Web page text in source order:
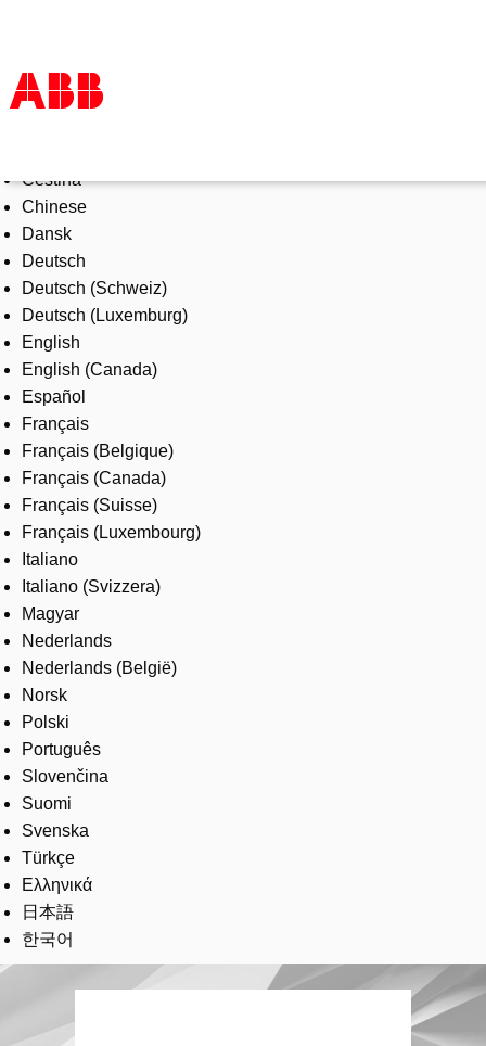
Products & Solutions
Industries
Services
About us
Where to buy
Contact us
Careers
Čeština
Chinese
Dansk
Deutsch
Deutsch (Schweiz)
Deutsch (Luxemburg)
English
English (Canada)
Español
Français
Français (Belgique)
Français (Canada)
Français (Suisse)
Français (Luxembourg)
Italiano
Italiano (Svizzera)
Magyar
Nederlands
Nederlands (België)
Norsk
Polski
Português
Slovenčina
Suomi
Svenska
Türkçe
Ελληνικά
日本語
한국어